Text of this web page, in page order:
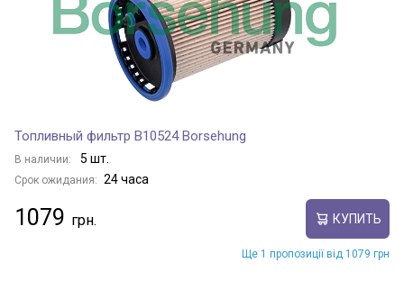
Топливный фильтр B10524 Borsehung
В наличии: 5 шт.
Срок ожидания: 24 часа
1079 КУПИТЬ
Ще 1 пропозиції від 1079 грн